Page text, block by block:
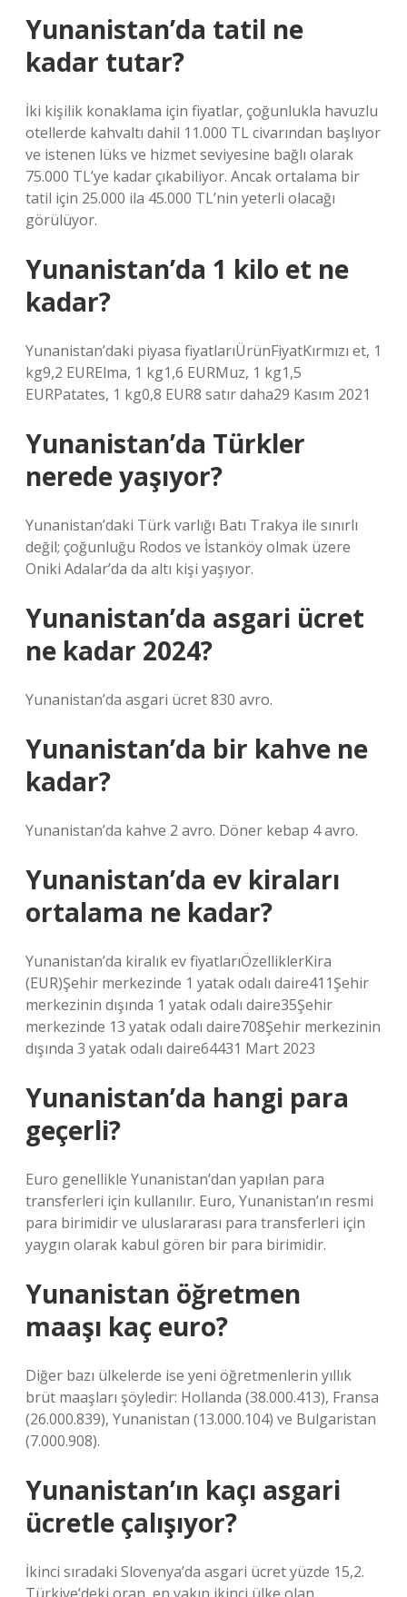
Yunanistan’da tatil ne
kadar tutar?
İki kişilik konaklama için fiyatlar, çoğunlukla havuzlu
otellerde kahvaltı dahil 11.000 TL civarından başlıyor
ve istenen lüks ve hizmet seviyesine bağlı olarak
75.000 TL’ye kadar çıkabiliyor. Ancak ortalama bir
tatil için 25.000 ila 45.000 TL’nin yeterli olacağı
görülüyor.
Yunanistan’da 1 kilo et ne
kadar?
Yunanistan’daki piyasa fiyatlarıÜrünFiyatKırmızı et, 1
kg9,2 EURElma, 1 kg1,6 EURMuz, 1 kg1,5
EURPatates, 1 kg0,8 EUR8 satır daha29 Kasım 2021
Yunanistan’da Türkler
nerede yaşıyor?
Yunanistan’daki Türk varlığı Batı Trakya ile sınırlı
değil; çoğunluğu Rodos ve İstanköy olmak üzere
Oniki Adalar’da da altı kişi yaşıyor.
Yunanistan’da asgari ücret
ne kadar 2024?
Yunanistan’da asgari ücret 830 avro.
Yunanistan’da bir kahve ne
kadar?
Yunanistan’da kahve 2 avro. Döner kebap 4 avro.
Yunanistan’da ev kiraları
ortalama ne kadar?
Yunanistan’da kiralık ev fiyatlarıÖzelliklerKira
(EUR)Şehir merkezinde 1 yatak odalı daire411Şehir
merkezinin dışında 1 yatak odalı daire35Şehir
merkezinde 13 yatak odalı daire708Şehir merkezinin
dışında 3 yatak odalı daire64431 Mart 2023
Yunanistan’da hangi para
geçerli?
Euro genellikle Yunanistan’dan yapılan para
transferleri için kullanılır. Euro, Yunanistan’ın resmi
para birimidir ve uluslararası para transferleri için
yaygın olarak kabul gören bir para birimidir.
Yunanistan öğretmen
maaşı kaç euro?
Diğer bazı ülkelerde ise yeni öğretmenlerin yıllık
brüt maaşları şöyledir: Hollanda (38.000.413), Fransa
(26.000.839), Yunanistan (13.000.104) ve Bulgaristan
(7.000.908).
Yunanistan’ın kaçı asgari
ücretle çalışıyor?
İkinci sıradaki Slovenya’da asgari ücret yüzde 15,2.